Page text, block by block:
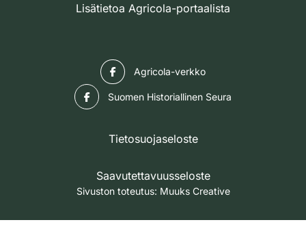
Lisätietoa Agricola-portaalista
Agricola-verkko
Suomen Historiallinen Seura
Tietosuojaseloste
Saavutettavuusseloste
Sivuston toteutus: Muuks Creative